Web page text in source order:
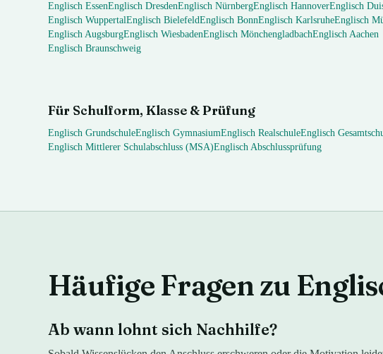
Englisch EssenEnglisch DresdenEnglisch NürnbergEnglisch HannoverEnglisch
Englisch WuppertalEnglisch BielefeldEnglisch BonnEnglisch KarlsruheEnglisch
Englisch AugsburgEnglisch WiesbadenEnglisch MönchengladbachEnglisch Aachen
Englisch Braunschweig
Für Schulform, Klasse & Prüfung
Englisch GrundschuleEnglisch GymnasiumEnglisch RealschuleEnglisch
Englisch Mittlerer Schulabschluss (MSA)Englisch Abschlussprüfung
Häufige Fragen zu
Ab wann lohnt sich Nachhilfe?